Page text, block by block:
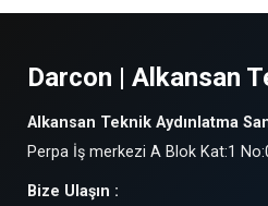
Darcon | Alkansan
Alkansan Teknik Aydınlatma
Perpa İş merkezi A Blok Kat:1
Bize Ulaşın :